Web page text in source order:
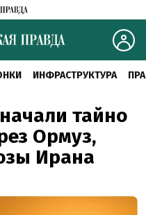
ИНФРАСТРУКТУРА
тайно
Ормуз,
Ирана